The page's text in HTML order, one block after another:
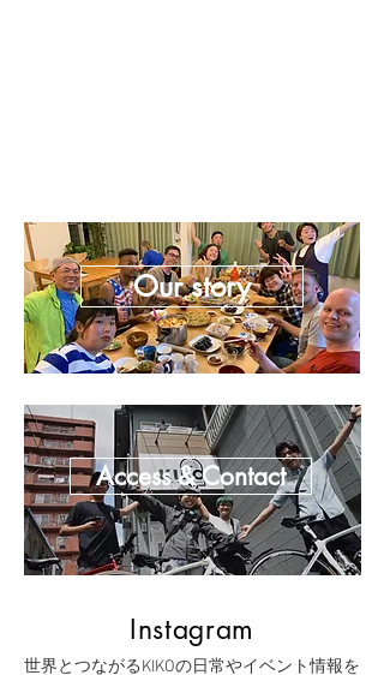
Our story
Access & Contact
Instagram
世界とつながるKIKOの日常やイベント情報を